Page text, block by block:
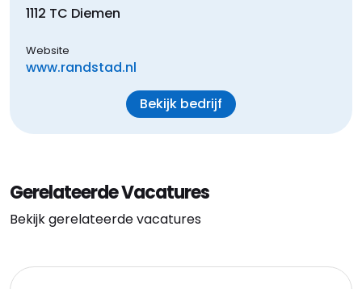
1112 TC Diemen
Website
www.randstad.nl
Bekijk bedrijf
Gerelateerde Vacatures
Bekijk gerelateerde vacatures